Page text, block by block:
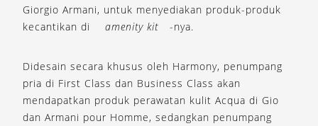
Giorgio Armani, untuk menyediakan produk-produk
kecantikan di
amenity kit -nya.
Didesain secara khusus oleh Harmony, penumpang
pria di First Class dan Business Class akan
mendapatkan produk perawatan kulit Acqua di Gio
dan Armani pour Homme, sedangkan penumpang